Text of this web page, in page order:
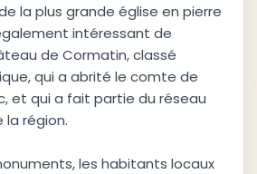
la plus grande église en pierre
intéressant de
de Cormatin, classé
qui a abrité le comte de
et qui a fait partie du réseau
région.
les habitants locaux